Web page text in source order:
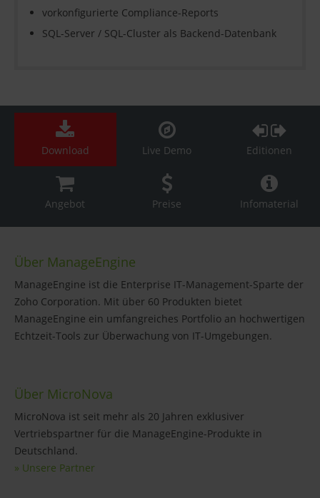
vorkonfigurierte Compliance-Reports
SQL-Server / SQL-Cluster als Backend-Datenbank
Download Live Demo Editionen
Angebot Preise Infomaterial
Über ManageEngine
ManageEngine ist die Enterprise IT-Management-Sparte der
Zoho Corporation. Mit über 60 Produkten bietet
ManageEngine ein umfangreiches Portfolio an hochwertigen
Echtzeit-Tools zur Überwachung von IT-Umgebungen.
Über MicroNova
MicroNova ist seit mehr als 20 Jahren exklusiver
Vertriebspartner für die ManageEngine-Produkte in
Deutschland.
» Unsere Partner